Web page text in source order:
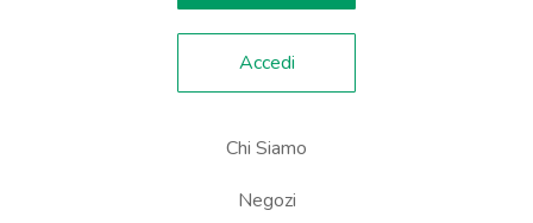
Accedi
Chi Siamo
Negozi